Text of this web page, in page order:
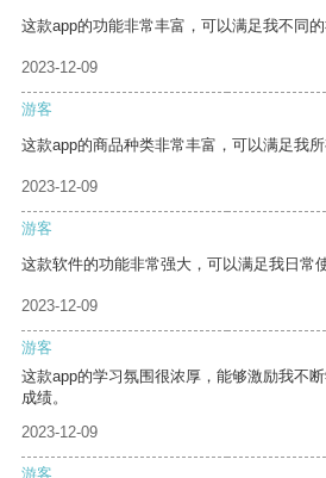
这款app的功能非常丰富，可以满足我不同的
2023-12-09
游客
这款app的商品种类非常丰富，可以满足我所
2023-12-09
游客
这款软件的功能非常强大，可以满足我日常
2023-12-09
游客
这款app的学习氛围很浓厚，能够激励我不
成绩。
2023-12-09
游客